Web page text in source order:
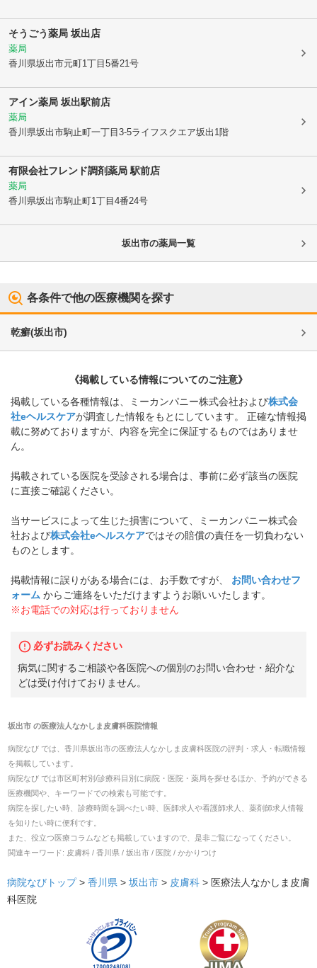
そうごう薬局 坂出店
薬局
香川県坂出市元町1丁目5番21号
アイン薬局 坂出駅前店
薬局
香川県坂出市駒止町一丁目3-5ライフスクエア坂出1階
有限会社フレンド調剤薬局 駅前店
薬局
香川県坂出市駒止町1丁目4番24号
坂出市の薬局一覧
各条件で他の医療機関を探す
乾癬(坂出市)
《掲載している情報についてのご注意》
掲載している各種情報は、ミーカンパニー株式会社および株式会
社eヘルスケアが調査した情報をもとにしています。 正確な情報掲
載に努めておりますが、内容を完全に保証するものではありませ
ん。
掲載されている医院を受診される場合は、事前に必ず該当の医院
に直接ご確認ください。
当サービスによって生じた損害について、ミーカンパニー株式会
社および株式会社eヘルスケアではその賠償の責任を一切負わない
ものとします。
掲載情報に誤りがある場合には、お手数ですが、
お問い合わせフ
ォーム からご連絡をいただけますようお願いいたします。
※お電話での対応は行っておりません
必ずお読みください
病気に関するご相談や各医院への個別のお問い合わせ・紹介な
どは受け付けておりません。
坂出市の医療法人なかしま皮膚科医院情報
病院なび では、 香川県坂出市の医療法人なかしま皮膚科医院の評判・求人・転職情報
を掲載しています。
病院なび では市区町村別/診療科目別に病院・医院・薬局を探せるほか、予約ができる
医療機関や、キーワードでの検索も可能です。
病院を探したい時、診療時間を調べたい時、医師求人や看護師求人、薬剤師求人情報
を知りたい時に便利です。
また、役立つ医療コラムなども掲載していますので、是非ご覧になってください。
関連キーワード: 皮膚科 / 香川県 / 坂出市 / 医院 / かかりつけ
病院なびトップ > 香川県 > 坂出市 > 皮膚科 > 医療法人なかしま皮膚
科医院